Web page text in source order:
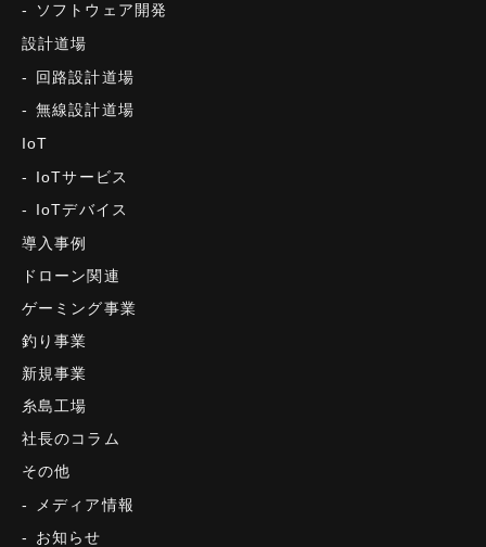
ソフトウェア開発
設計道場
回路設計道場
無線設計道場
IoT
IoTサービス
IoTデバイス
導入事例
ドローン関連
ゲーミング事業
釣り事業
新規事業
糸島工場
社長のコラム
その他
メディア情報
お知らせ